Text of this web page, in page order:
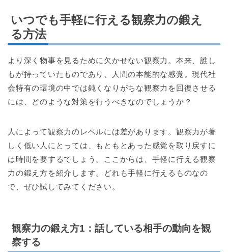
いつでも手軽に行える観察力の鍛え
る方法
より深く物事を見るために欠かせない観察力。本来、誰し
もが持っていたものであり、人間の本能的な感覚。現代社
会特有の環境の中では鈍くなりがちな観察力を回復させる
には、どのような対策を行うべきなのでしょうか？
人によって観察力のレベルには差があります。観察力が著
しく低い人にとっては、もともとあった感覚を取り戻すに
は時間を要するでしょう。ここからは、手軽に行える観察
力の鍛え方を紹介します。どれも手軽に行えるものなの
で、ぜひ試してみてください。
観察力の鍛え方1：話している相手の動向を観
察する